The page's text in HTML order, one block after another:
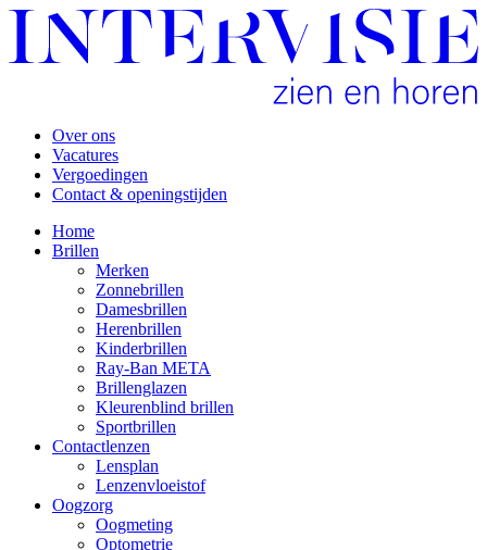
Over ons
Vacatures
Vergoedingen
Contact & openingstijden
Home
Brillen
Merken
Zonnebrillen
Damesbrillen
Herenbrillen
Kinderbrillen
Ray-Ban META
Brillenglazen
Kleurenblind brillen
Sportbrillen
Contactlenzen
Lensplan
Lenzenvloeistof
Oogzorg
Oogmeting
Optometrie